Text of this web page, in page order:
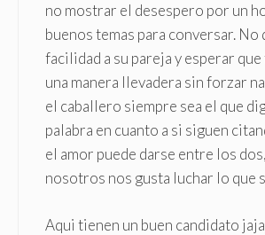
no mostrar el desespero por un
buenos temas para conversar. No
facilidad a su pareja y esperar
una manera llevadera sin forzar
el caballero siempre sea el que
palabra en cuanto a si siguen
el amor puede darse entre los
nosotros nos gusta luchar lo que
Aqui tienen un buen candidato